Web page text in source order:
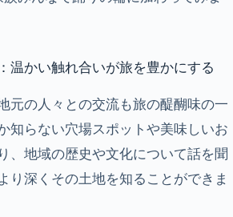
温かい触れ合いが旅を豊かにする
元の人々との交流も旅の醍醐味の一
知らない穴場スポットや美味しいお
、地域の歴史や文化について話を聞
り深くその土地を知ることができま